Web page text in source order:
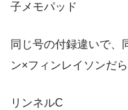
子メモパッド
同じ号の付録違いで、
ン×フィンレイソンだ
リンネルC